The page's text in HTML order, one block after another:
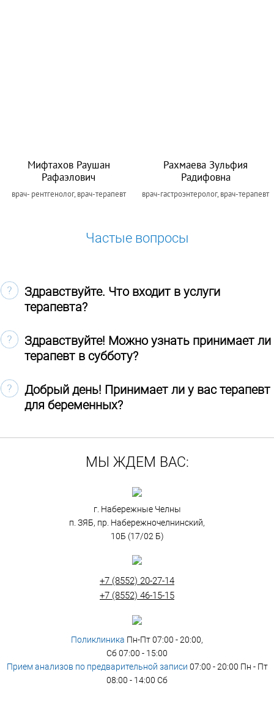
Мифтахов Раушан
Рафаэлович
врач- рентгенолог, врач-терапевт
Рахмаева Зульфия
Радифовна
врач-гастроэнтеролог, врач-терапевт
Частые вопросы
Здравствуйте. Что входит в услуги
терапевта?
Здравствуйте! Можно узнать принимает ли
терапевт в субботу?
Добрый день! Принимает ли у вас терапевт
для беременных?
МЫ ЖДЕМ ВАС:
г. Набережные Челны
п. ЗЯБ, пр. Набережночелнинский,
10Б (17/02 Б)
+7 (8552) 20-27-14
+7 (8552) 46-15-15
Поликлиника Пн-Пт 07:00 - 20:00,
Сб 07:00 - 15:00
Прием анализов по предварительной записи 07:00 - 20:00 Пн - Пт
08:00 - 14:00 Сб